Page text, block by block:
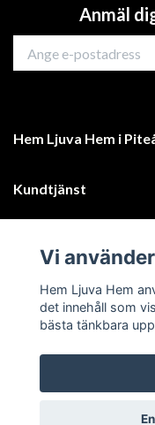
Anmäl
Hem Ljuva Hem i
Kundtjänst
Sociala medier
©
Vi
Hem Ljuva Hem
det innehåll som
bästa tänkbara